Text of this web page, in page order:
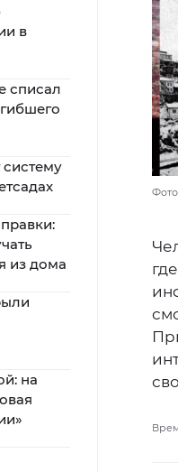
в
списал
из дома
на